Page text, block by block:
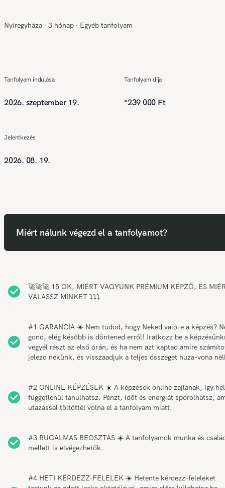
Nyíregyháza ∙ 3 hónap ∙ Egyéb tanfolyam
Tanfolyam indulása
2026. szeptember 19.
Tanfolyam díja
*239 000 Ft
Jelentkezés
2026. 08. 19.
Miért nálunk végezd el a tanfolyamot?
🚀🚀🚀 15 OK, MIÉRT VAGYUNK PRÉMIUM KÉPZŐ, ÉS
VÁLASSZ MINKET ⤵️⤵️⤵️
#1 GARANCIA ☀️ Nem tudod, hogy Neked való-e a képzés?
gond, elég később is döntened erről! Iratkozz be a
vegyél részt az első órán, és ha nem azt kaptad amire
jelezd nekünk, és visszaadjuk a teljes összeget huza-vona
#2 ONLINE KÉPZÉSEK ☀️ A képzések online zajlanak, így
függetlenül tanulhatsz. Pénzt, időt és energiát spórolhatsz,
utazással töltöttél volna el a tanfolyam miatt.
#3 RUGALMAS BEOSZTÁS ☀️ A tanfolyamok munka és
mellett is elvégezhetők.
#4 HETI KÉRDEZZ-FELELEK ☀️ Hetente kérdezz-feleleket